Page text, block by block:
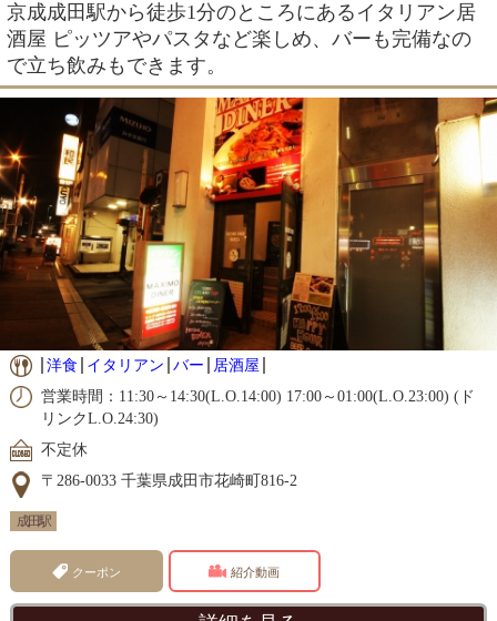
京成成田駅から徒歩1分のところにあるイタリアン居
酒屋 ピッツアやパスタなど楽しめ、バーも完備なの
で立ち飲みもできます。
洋食 イタリアン バー
居酒屋
営業時間：11:30～14:30(L.O.14:00) 17:00～01:00(L.O.23:00) (ド
リンクL.O.24:30)
不定休
〒286-0033 千葉県成田市花崎町816-2
成田駅
クーポン 紹介動画